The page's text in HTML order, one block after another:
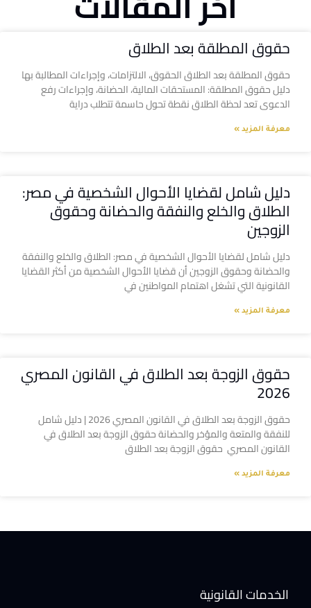
حقوق المطلقة بعد الطلاق
حقوق المطلقة بعد الطلاق الحقوق، الالتزامات، وإجراءات المطالبة بها
دليل حقوق المطلقة: المستحقات المالية، الحضانة، وإجراءات رفع
الدعوى تعد لحظة الطلاق نقطة تحول حاسمة تتطلب دراية
معرفة المزيد »
دليل شامل لقضايا الأحوال الشخصية في مصر:
الطلاق والخلع والنفقة والحضانة وحقوق
الزوجين
دليل شامل لقضايا الأحوال الشخصية في مصر: الطلاق والخلع والنفقة
والحضانة وحقوق الزوجين أن قضايا الأحوال الشخصية من أكثر القضايا
القانونية التي تشغل اهتمام المواطنين في
معرفة المزيد »
حقوق الزوجة بعد الطلاق في القانون المصري
2026
حقوق الزوجة بعد الطلاق في القانون المصري 2026 | دليل شامل
للنفقة والمتعة والمؤخر والحضانة حقوق الزوجة بعد الطلاق في
القانون المصري حقوق الزوجة بعد الطلاق
معرفة المزيد »
الخدمات القانونية